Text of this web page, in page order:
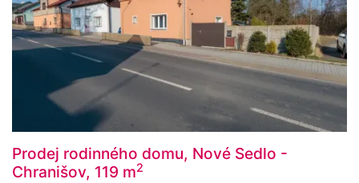
Prodej rodinného domu, Nové Sedlo -
Chranišov, 119 m2